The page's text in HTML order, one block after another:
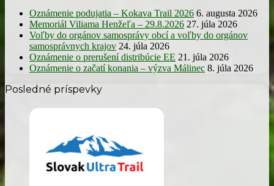
Oznámenie podujatia – Kokava Trail 2026 6. augusta 2026
Memoriál Viliama Henžeľa – 29.8.2026 27. júla 2026
Voľby do orgánov samosprávy obcí a voľby do orgánov
samosprávnych krajov 24. júla 2026
Oznámenie o prerušení distribúcie EE 21. júla 2026
Oznámenie o začatí konania – výzva Málinec 8. júla 2026
Posledné príspevky